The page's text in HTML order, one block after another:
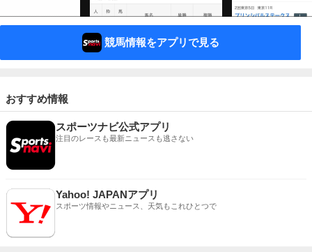
競馬情報をアプリで見る
おすすめ情報
スポーツナビ公式アプリ
注目のレースも最新ニュースも逃さない
Yahoo! JAPANアプリ
スポーツ情報やニュース、天気もこれひとつで